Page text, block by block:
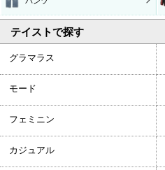
テイストで探す
グラマラス
モード
フェミニン
カジュアル